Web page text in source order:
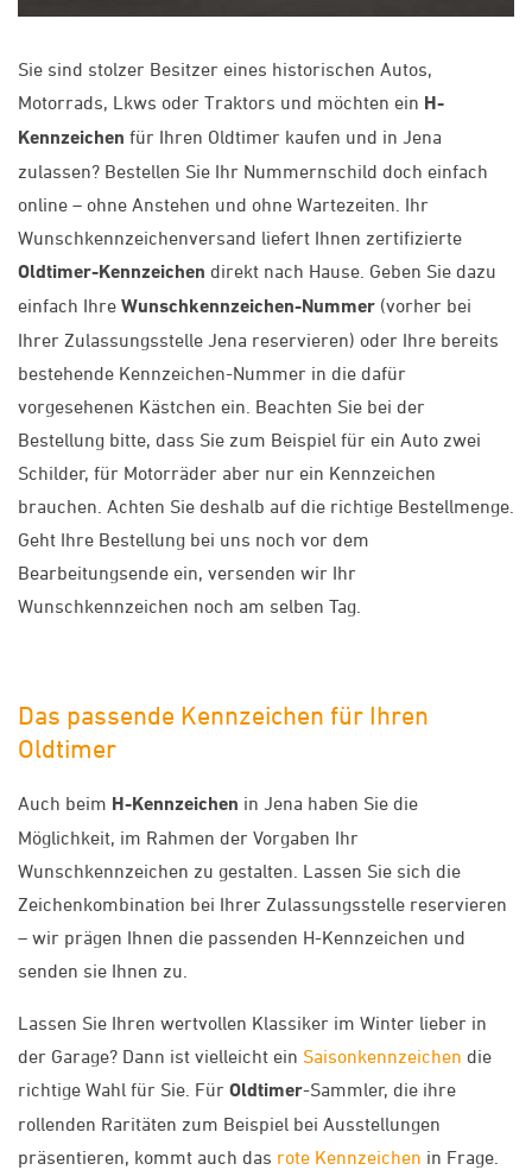
Sie sind stolzer Besitzer eines historischen Autos,
Motorrads, Lkws oder Traktors und möchten ein H-
Kennzeichen für Ihren Oldtimer kaufen und in Jena
zulassen? Bestellen Sie Ihr Nummernschild doch einfach
online – ohne Anstehen und ohne Wartezeiten. Ihr
Wunschkennzeichenversand liefert Ihnen zertifizierte
Oldtimer-Kennzeichen direkt nach Hause. Geben Sie dazu
einfach Ihre Wunschkennzeichen-Nummer (vorher bei
Ihrer Zulassungsstelle Jena reservieren) oder Ihre bereits
bestehende Kennzeichen-Nummer in die dafür
vorgesehenen Kästchen ein. Beachten Sie bei der
Bestellung bitte, dass Sie zum Beispiel für ein Auto zwei
Schilder, für Motorräder aber nur ein Kennzeichen
brauchen. Achten Sie deshalb auf die richtige Bestellmenge.
Geht Ihre Bestellung bei uns noch vor dem
Bearbeitungsende ein, versenden wir Ihr
Wunschkennzeichen noch am selben Tag.
Das passende Kennzeichen für Ihren
Oldtimer
Auch beim H-Kennzeichen in Jena haben Sie die
Möglichkeit, im Rahmen der Vorgaben Ihr
Wunschkennzeichen zu gestalten. Lassen Sie sich die
Zeichenkombination bei Ihrer Zulassungsstelle reservieren
– wir prägen Ihnen die passenden H-Kennzeichen und
senden sie Ihnen zu.
Lassen Sie Ihren wertvollen Klassiker im Winter lieber in
der Garage? Dann ist vielleicht ein Saisonkennzeichen die
richtige Wahl für Sie. Für Oldtimer-Sammler, die ihre
rollenden Raritäten zum Beispiel bei Ausstellungen
präsentieren, kommt auch das rote Kennzeichen in Frage.